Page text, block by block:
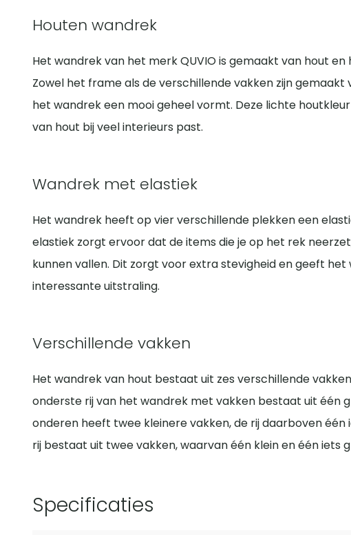
Houten wandrek
Het wandrek van het merk QUVIO is gemaakt van hout
Zowel het frame als de verschillende vakken zijn
het wandrek een mooi geheel vormt. Deze lichte
van hout bij veel interieurs past.
Wandrek met elastiek
Het wandrek heeft op vier verschillende plekken een
elastiek zorgt ervoor dat de items die je op het rek
kunnen vallen. Dit zorgt voor extra stevigheid en geeft
interessante uitstraling.
Verschillende vakken
Het wandrek van hout bestaat uit zes verschillende
onderste rij van het wandrek met vakken bestaat uit één
onderen heeft twee kleinere vakken, de rij daarboven
rij bestaat uit twee vakken, waarvan één klein en één iets
Specificaties